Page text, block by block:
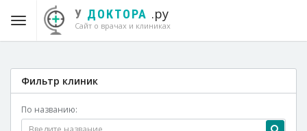
У ДОКТОРА .ру
Сайт о врачах и клиниках
Фильтр клиник
По названию: